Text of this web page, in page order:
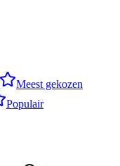
Meest gekozen
Populair